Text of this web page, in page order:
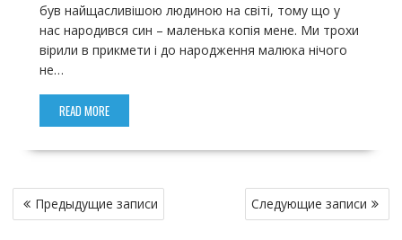
був найщасливішою людиною на світі, тому що у
нас народився син – маленька копія мене. Ми трохи
вірили в прикмети і до народження малюка нічого
не…
READ MORE
Н
а
Предыдущие записи Следующие записи